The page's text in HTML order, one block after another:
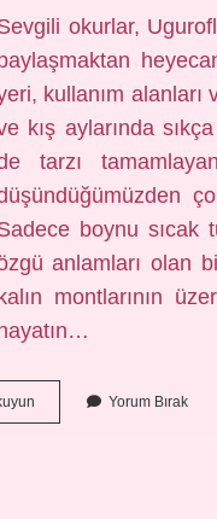
okurlar,
kullanım
kış aylarında
tarzı
boynu sıcak
anlamları olan
kalın montlarının
hayatın…
atkısı
Yorum Bırak